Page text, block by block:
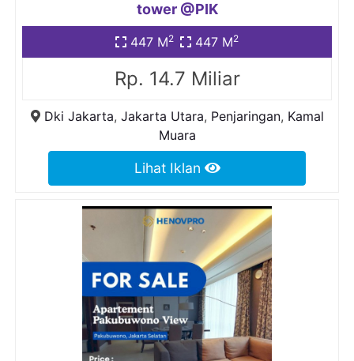
tower @PIK
447 M2 447 M2
Rp. 14.7 Miliar
Dki Jakarta, Jakarta Utara, Penjaringan, Kamal
Muara
Lihat Iklan